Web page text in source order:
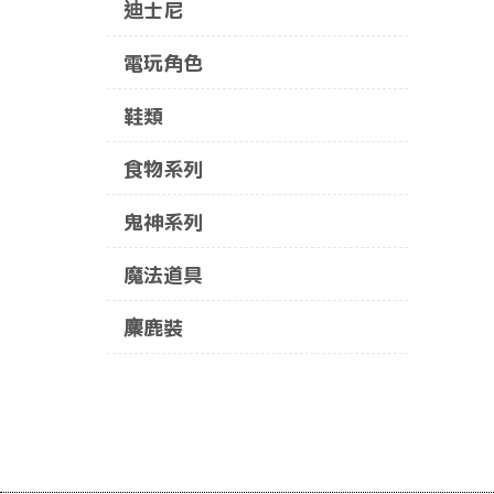
迪士尼
電玩角色
鞋類
食物系列
鬼神系列
魔法道具
麋鹿裝